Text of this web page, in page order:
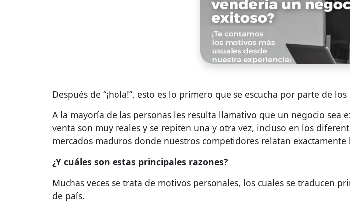
Después de “¡hola!”, esto es lo primero que se escucha por parte de
A la mayoría de las personas les resulta llamativo que un negocio
venta son muy reales y se repiten una y otra vez, incluso en los
mercados maduros donde nuestros competidores relatan exactamente
¿Y cuáles son estas principales razones?
Muchas veces se trata de motivos personales, los cuales se traducen
de país.